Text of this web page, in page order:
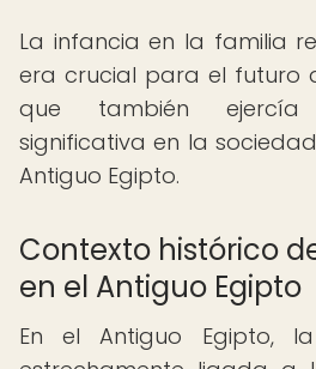
La infancia en la familia
era crucial para el futuro
que también ejercía
significativa en la
Antiguo Egipto.
Contexto histórico
en el Antiguo Egipto
En el Antiguo Egipto,